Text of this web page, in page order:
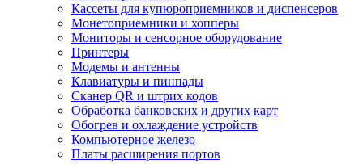
Кассеты для купюроприемников и диспенсеров
Монетоприемники и хопперы
Мониторы и сенсорное оборудование
Принтеры
Модемы и антенны
Клавиатуры и пинпады
Сканер QR и штрих кодов
Обработка банковских и других карт
Обогрев и охлаждение устройств
Компьютерное железо
Платы расширения портов